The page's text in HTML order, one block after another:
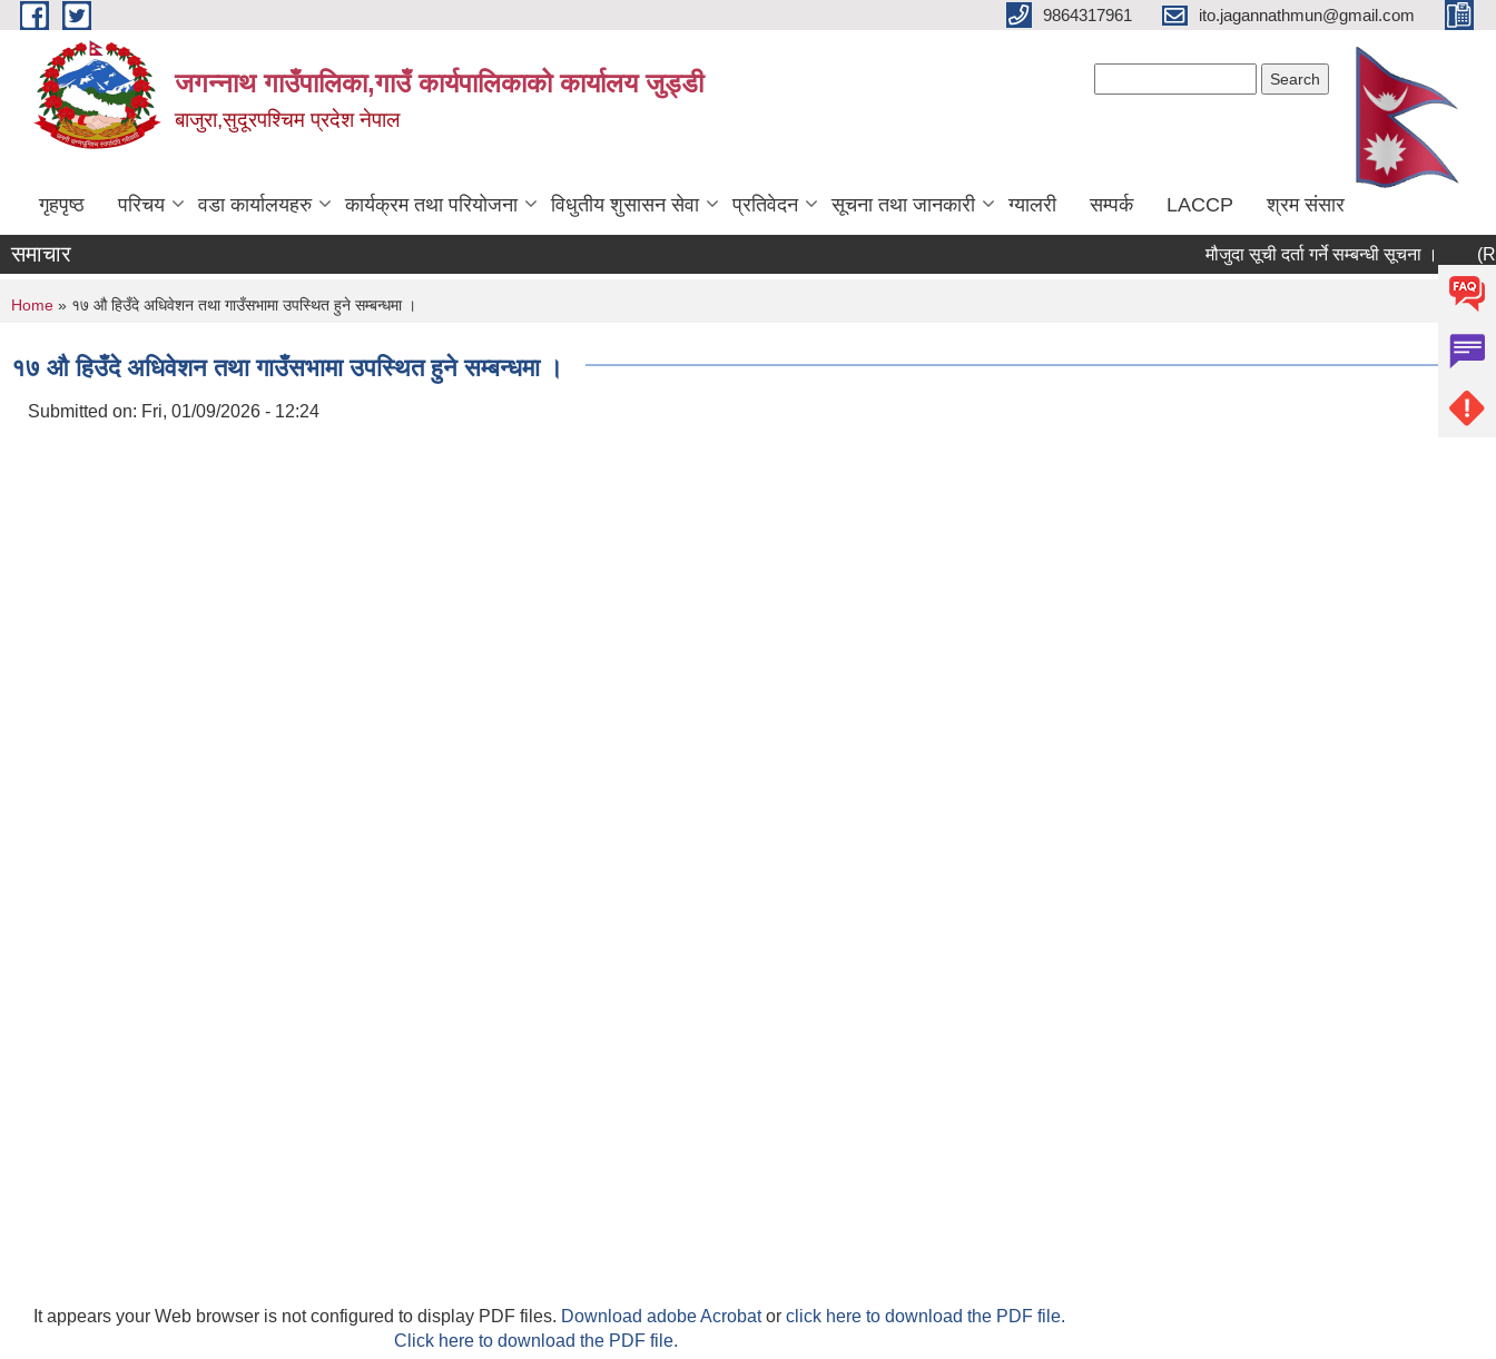
Skip to main content 9864317961 ito.jagannathmun@gmail.com
जगन्नाथ गाउँपालिका,गाउँ कार्यपालिकाको कार्यालय जुड्डी
बाजुरा,सुदूरपश्चिम प्रदेश नेपाल
गृहपृष्ठ परिचय वडा कार्यालयहरु कार्यक्रम तथा परियोजना विधुतीय शुसासन सेवा प्रतिवेदन सूचना तथा जानकारी ग्यालरी सम्पर्क LACCP श्रम संसार
समाचार मौजुदा सूची दर्ता गर्ने सम्बन्धी सूचना ।
You are here
Home » १७ ‍औ हिउँदे अधिवेशन तथा गाउँसभामा उपस्थित हुने सम्बन्धमा ।
१७ ‍औ हिउँदे अधिवेशन तथा गाउँसभामा उपस्थित हुने सम्बन्धमा ।
Submitted on: Fri, 01/09/2026 - 12:24
It appears your Web browser is not configured to display PDF files. Download adobe Acrobator click here to download the PDF file.
Click here to download the PDF file.